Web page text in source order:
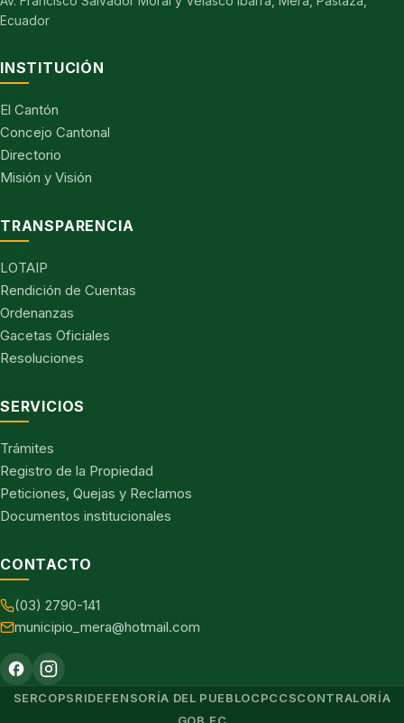
Ecuador
INSTITUCIÓN
El Cantón
Concejo Cantonal
Directorio
Misión y Visión
TRANSPARENCIA
LOTAIP
Rendición de Cuentas
Ordenanzas
Gacetas Oficiales
Resoluciones
SERVICIOS
Trámites
Registro de la Propiedad
Peticiones, Quejas y Reclamos
Documentos institucionales
CONTACTO
(03) 2790-141
municipio_mera@hotmail.com
SERCOPSRIDEFENSORÍA DEL PUEBLOCPCCSCONTRALORÍA